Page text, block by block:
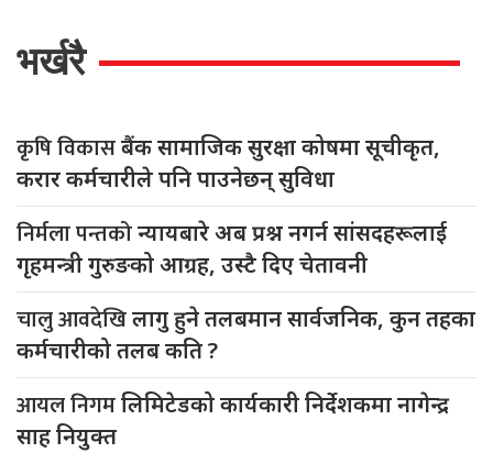
भर्खरै
कृषि विकासबैंक सामाजिक सुरक्षा कोषमा सूचीकृत,
करार कर्मचारीले पनि पाउनेछन् सुविधा
निर्मला पन्तकोन्यायबारे अब प्रश्न नगर्न सांसदहरूलाई
गृहमन्त्री गुरुङको आग्रह, उस्टै दिए चेतावनी
चालु आवदेखिलागु हुने तलबमान सार्वजनिक, कुन तहका
कर्मचारीको तलब कति ?
आयल निगमलिमिटेडको कार्यकारी निर्देशकमा नागेन्द्र
साह नियुक्त